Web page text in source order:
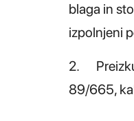
blaga in
izpolnjeni
2.
89/665,